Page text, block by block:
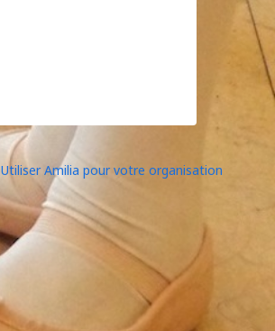
Utiliser Amilia pour votre organisation